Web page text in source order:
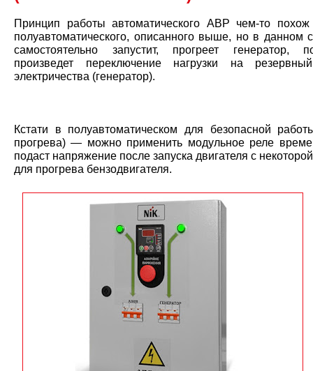
Принцип работы автоматического АВР чем-то
полуавтоматического, описанного выше, но в данном
самостоятельно запустит, прогреет генератор,
произведет переключение нагрузки на
электричества (генератор).
Кстати в полуавтоматическом для безопасной
прогрева) — можно применить модульное реле
подаст напряжение после запуска двигателя с
для прогрева бензодвигателя.